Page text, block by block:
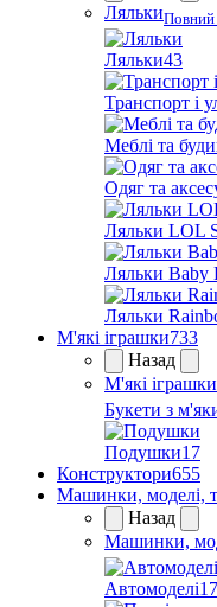
ЛялькиПовний
Ляльки43
Транспорт і
Меблі та
Одяг та
Ляльки LOL
Ляльки Baby
Ляльки
М'які іграшки733
Назад
М'які іграшки
Букети з
Подушки17
Конструктори655
Машинки, моделі,
Назад
Машинки,
Автомоделі17